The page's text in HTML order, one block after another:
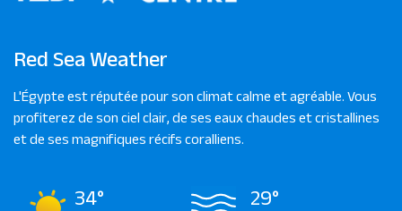
Red Sea Weather
L'Égypte est réputée pour son climat calme et agréable. Vous
profiterez de son ciel clair, de ses eaux chaudes et cristallines
et de ses magnifiques récifs coralliens.
34° 29°